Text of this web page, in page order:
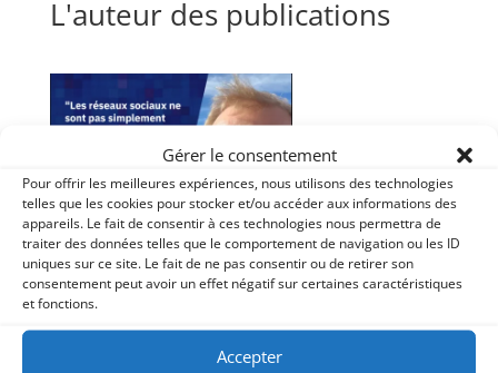
Gérer le consentement
Pour offrir les meilleures expériences, nous utilisons des technologies
telles que les cookies pour stocker et/ou accéder aux informations des
appareils. Le fait de consentir à ces technologies nous permettra de
traiter des données telles que le comportement de navigation ou les ID
uniques sur ce site. Le fait de ne pas consentir ou de retirer son
consentement peut avoir un effet négatif sur certaines caractéristiques
et fonctions.
Accepter
L'auteur des publications
Jacky Lacherest, formateur et coach depuis 20212 au